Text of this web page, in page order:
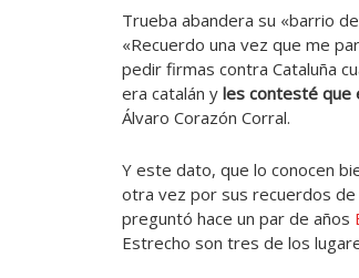
Trueba abandera su «barrio
«Recuerdo una vez que me
pedir firmas contra Cataluña
era catalán y les contesté que
Álvaro Corazón Corral.
Y este dato, que lo conocen
otra vez por sus recuerdos de
preguntó hace un par de años
Estrecho son tres de los